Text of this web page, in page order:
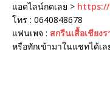
แอดไลน์กดเลย > https://
โทร : 0640848678
แฟนเพจ : สกรีนเสื้อเชียง
หรือทักเข้ามาในแชทได้เล